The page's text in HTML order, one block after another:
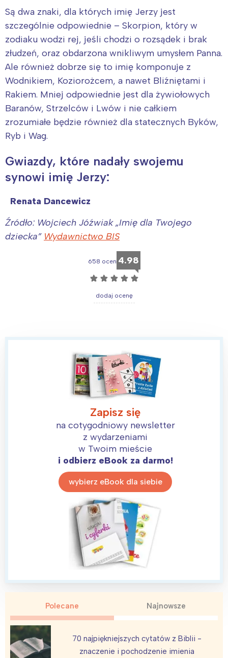
Są dwa znaki, dla których imię Jerzy jest
szczególnie odpowiednie – Skorpion, który w
zodiaku wodzi rej, jeśli chodzi o rozsądek i brak
złudzeń, oraz obdarzona wnikliwym umysłem Panna.
Ale również dobrze się to imię komponuje z
Wodnikiem, Koziorożcem, a nawet Bliźniętami i
Rakiem. Mniej odpowiednie jest dla żywiołowych
Baranów, Strzelców i Lwów i nie całkiem
zrozumiałe będzie również dla statecznych Byków,
Ryb i Wag.
Gwiazdy, które nadały swojemu
synowi imię Jerzy:
Renata Dancewicz
Źródło: Wojciech Jóźwiak „Imię dla Twojego
dziecka” Wydawnictwo BIS
658 ocen 4.98
☆ ☆ ☆ ☆ ☆
dodaj ocenę
Zapisz się
na cotygodniowy newsletter
z wydarzeniami
w Twoim mieście
i odbierz eBook za darmo!
wybierz eBook dla siebie
Polecane Najnowsze
70 najpiękniejszych cytatów z Biblii -
znaczenie i pochodzenie imienia
Interesują mnie wydarzenia z
tego regionu:
Warszawa
Łódź
Poznań
Wrocław
Śląsk
Północ